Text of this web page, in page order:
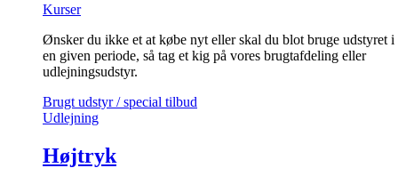
Kurser
Ønsker du ikke et at købe nyt eller skal du blot bruge udstyret i
en given periode, så tag et kig på vores brugtafdeling eller
udlejningsudstyr.
Brugt udstyr / special tilbud
Udlejning
Højtryk